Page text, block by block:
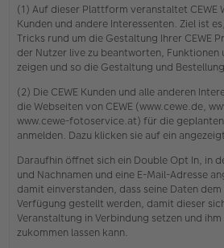
(1) Auf dieser Plattform veranstaltet CEWE
Kunden und andere Interessenten. Ziel ist
Tricks rund um die Gestaltung Ihrer CEWE
der Nutzer live zu beantworten, Funktionen
zeigen und so die Gestaltung und
(2) Die CEWE Kunden und alle anderen
die Webseiten von CEWE (www.cewe.de,
www.cewe-fotoservice.at) für die geplanten
anmelden. Dazu klicken sie auf ein
Daraufhin öffnet sich ein Double Opt In, in
und Nachnamen und eine E-Mail-Adresse
damit einverstanden, dass seine Daten
Verfügung gestellt werden, damit dieser
Veranstaltung in Verbindung setzen und
zukommen lassen kann.